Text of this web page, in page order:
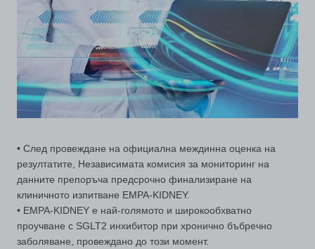
• След провеждане на официална междинна оценка на
резултатите, Независимата комисия за мониторинг на
данните препоръча предсрочно финализиране на
клиничното изпитване EMPA-KIDNEY.
• EMPA-KIDNEY е най-голямото и широкообхватно
проучване с SGLT2 инхибитор при хронично бъбречно
заболяване, провеждано до този момент.